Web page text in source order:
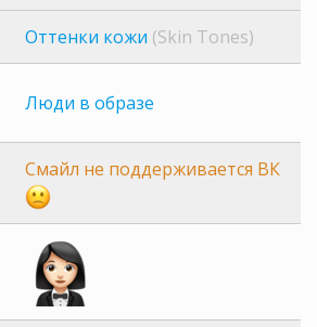
Оттенки кожи (Skin Tones)
Люди в образе
Смайл не поддерживается ВК